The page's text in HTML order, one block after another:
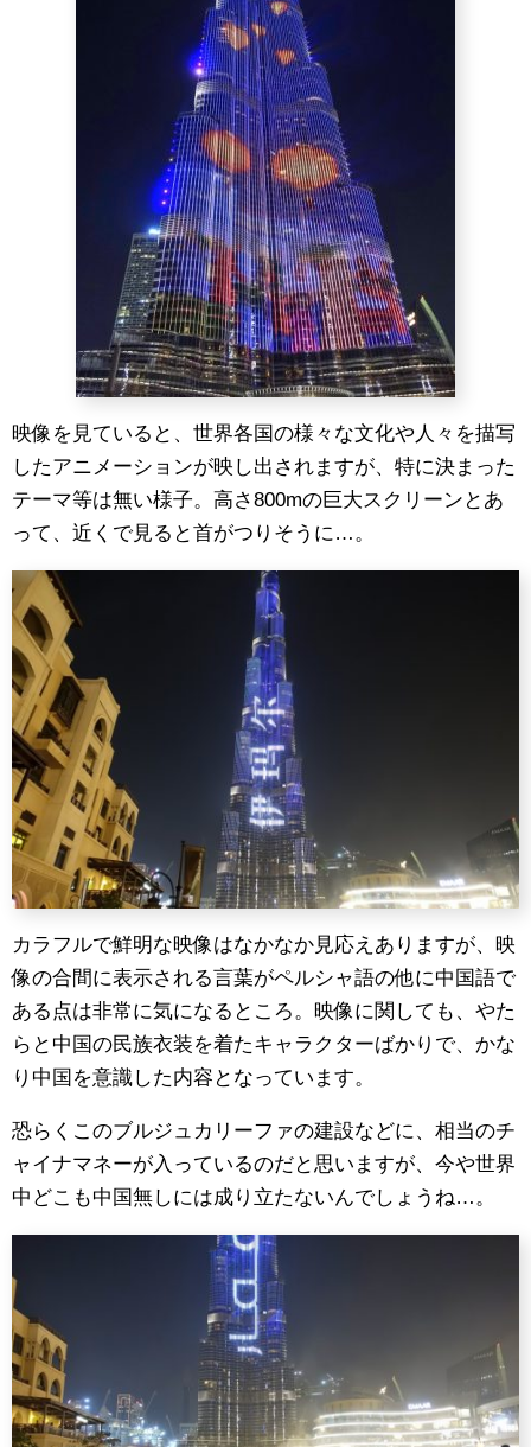
映像を見ていると、世界各国の様々な文化や人々を描写
したアニメーションが映し出されますが、特に決まった
テーマ等は無い様子。高さ800mの巨大スクリーンとあ
って、近くで見ると首がつりそうに…。
カラフルで鮮明な映像はなかなか見応えありますが、映
像の合間に表示される言葉がペルシャ語の他に中国語で
ある点は非常に気になるところ。映像に関しても、やた
らと中国の民族衣装を着たキャラクターばかりで、かな
り中国を意識した内容となっています。
恐らくこのブルジュカリーファの建設などに、相当のチ
ャイナマネーが入っているのだと思いますが、今や世界
中どこも中国無しには成り立たないんでしょうね…。